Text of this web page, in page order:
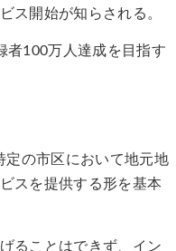
ス開始が知らされる。
者100万人達成を目指す
定の市区において地元地
スを提供する形を基本
ることはできず、イン